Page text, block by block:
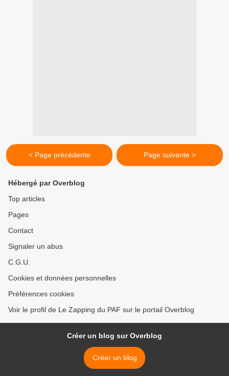
< Page précédente Page suivante >
Hébergé par Overblog
Top articles
Pages
Contact
Signaler un abus
C.G.U.
Cookies et données personnelles
Préférences cookies
Voir le profil de Le Zapping du PAF sur le portail Overblog
Créer un blog sur Overblog
Créer un blog